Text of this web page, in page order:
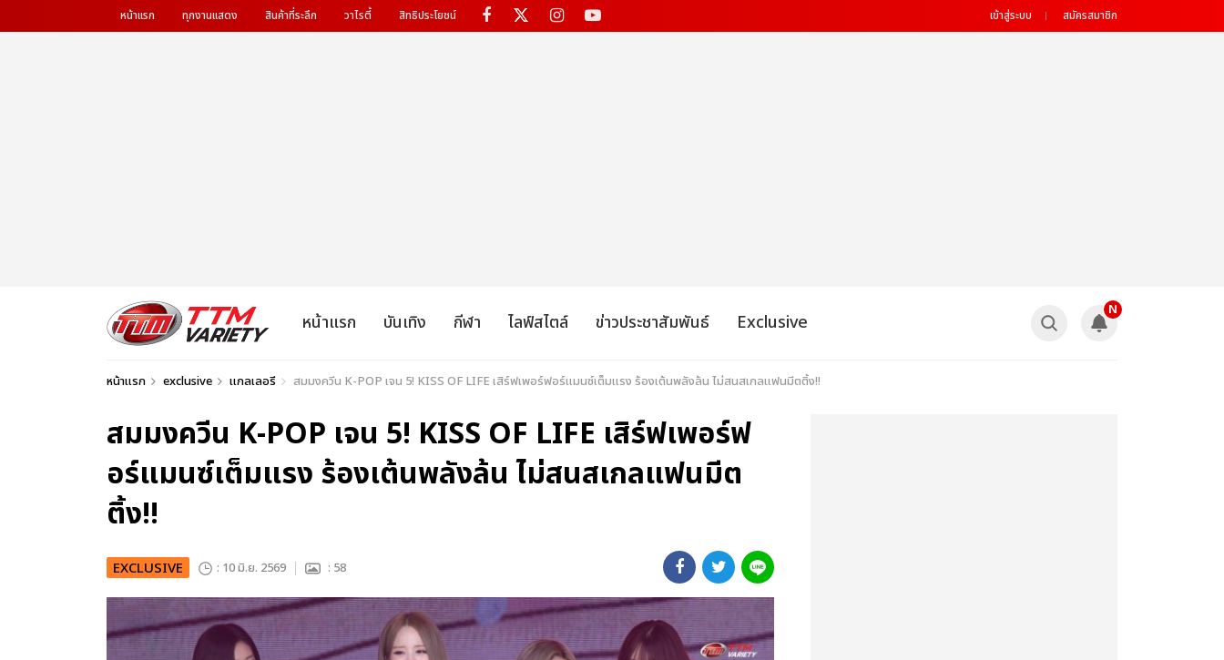
หน้าแรก ทุกงานแสดง สินค้าที่ระลึก วาไรตี้ สิทธิประโยชน์ เข้าสู่ระบบ สมัครสมาชิก
หน้าแรก บันเทิง กีฬา ไลฟ์สไตล์ ข่าวประชาสัมพันธ์ Exclusive
N
หน้าแรก exclusive แกลเลอรี สมมงควีน K-POP เจน 5! KISS OF LIFE เสิร์ฟเพอร์ฟอร์แมนซ์เต็มแรง ร้องเต้นพลังล้น ไม่สนสเกลแฟนมีตติ้ง!!
สมมงควีน K-POP เจน 5! KISS OF LIFE เสิร์ฟเพอร์ฟ
อร์แมนซ์เต็มแรง ร้องเต้นพลังล้น ไม่สนสเกลแฟนมีต
ติ้ง!!
EXCLUSIVE : 10 มิ.ย. 2569 : 58